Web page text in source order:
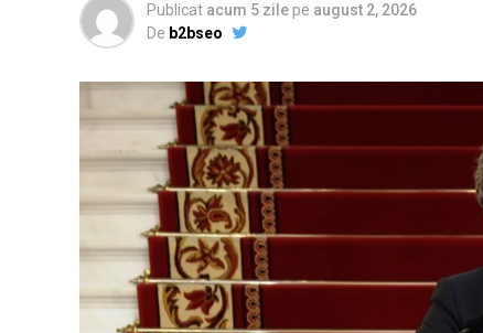
Publicat acum 5 zile pe august 2, 2026
De b2bseo